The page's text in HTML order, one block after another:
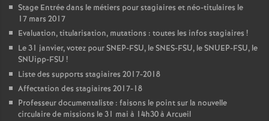
Stage Entrée dans le métiers pour stagiaires et néo-titulaires le
17 mars 2017
Evaluation, titularisation, mutations : toutes les infos stagiaires !
Le 31 janvier, votez pourSNEP-FSU, leSNES-FSU, leSNUEP-FSU, le
SNUipp-FSU !
Liste des supports stagiaires 2017-2018
Affectation des stagiaires 2017-18
Professeur documentaliste : faisons le point sur la nouvelle
circulaire de missions le 31 mai à 14h30 à Arcueil